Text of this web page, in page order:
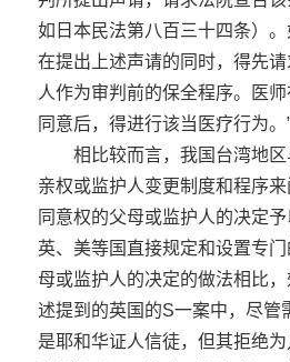
如日本民法第八百三十四条）。
在提出上述声请的同时，得先
人作为审判前的保全程序。医
同意后，得进行该当医疗行为。
相比较而言，我国台湾地区
亲权或监护人变更制度和程序
同意权的父母或监护人的决定
英、美等国直接规定和设置专
母或监护人的决定的做法相比
述提到的英国的S一案中，尽管
是耶和华证人信徒，但其拒绝